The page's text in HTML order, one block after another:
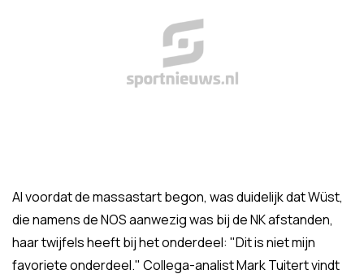
Al voordat de massastart begon, was duidelijk dat Wüst,
die namens de NOS aanwezig was bij de NK afstanden,
haar twijfels heeft bij het onderdeel: "Dit is niet mijn
favoriete onderdeel." Collega-analist Mark Tuitert vindt